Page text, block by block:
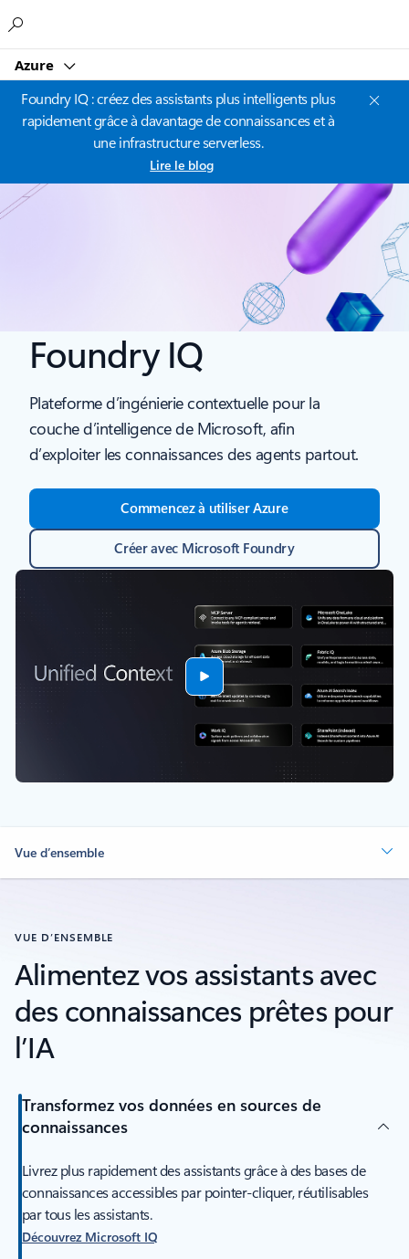
Azure
Foundry IQ : créez des assistants plus intelligents plus
rapidement grâce à davantage de connaissances et à
une infrastructure serverless.
Lire le blog
Foundry IQ
Plateforme d’ingénierie contextuelle pour la
couche d’intelligence de Microsoft, afin
d’exploiter les connaissances des agents partout.
Commencez à utiliser Azure
Créer avec Microsoft Foundry
Vue d’ensemble
VUE D’ENSEMBLE
Alimentez vos assistants avec
des connaissances prêtes pour
l’IA
Transformez vos données en sources de
connaissances
Livrez plus rapidement des assistants grâce à des bases de
connaissances accessibles par pointer-cliquer, réutilisables
par tous les assistants.
Découvrez Microsoft IQ